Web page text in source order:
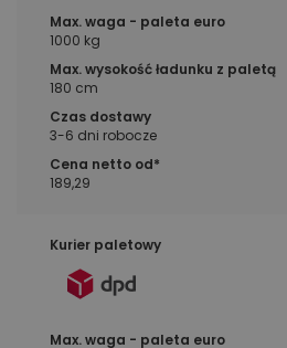
1000 kg
180 cm
3-6 dni robocze
189,29